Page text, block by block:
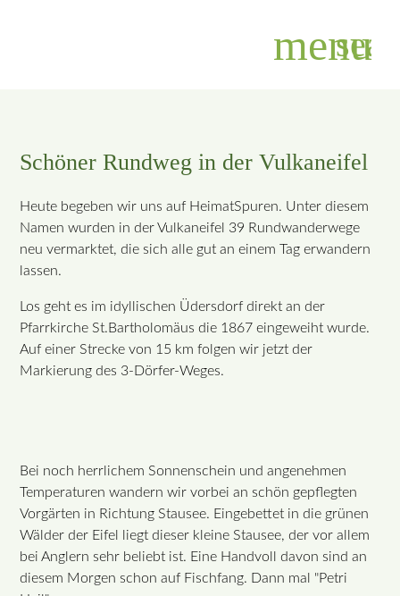
menu
Schöner Rundweg in der Vulkaneifel
Heute begeben wir uns auf HeimatSpuren. Unter diesem
Namen wurden in der Vulkaneifel 39 Rundwanderwege
neu vermarktet, die sich alle gut an einem Tag erwandern
lassen.
Los geht es im idyllischen Üdersdorf direkt an der
Pfarrkirche St.Bartholomäus die 1867 eingeweiht wurde.
Auf einer Strecke von 15 km folgen wir jetzt der
Markierung des 3-Dörfer-Weges.
Bei noch herrlichem Sonnenschein und angenehmen
Temperaturen wandern wir vorbei an schön gepflegten
Vorgärten in Richtung Stausee. Eingebettet in die grünen
Wälder der Eifel liegt dieser kleine Stausee, der vor allem
bei Anglern sehr beliebt ist. Eine Handvoll davon sind an
diesem Morgen schon auf Fischfang. Dann mal "Petri